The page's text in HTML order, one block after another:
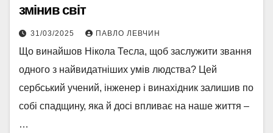
змінив світ
31/03/2025 ПАВЛО ЛЕВЧИН
Що винайшов Нікола Тесла, щоб заслужити звання
одного з найвидатніших умів людства? Цей
сербський учений, інженер і винахідник залишив по
собі спадщину, яка й досі впливає на наше життя –
…